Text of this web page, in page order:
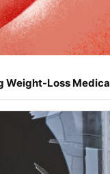
Weight-Loss